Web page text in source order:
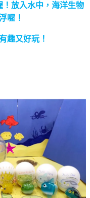
！放入水中，海洋生物
喔！
趣又好玩！